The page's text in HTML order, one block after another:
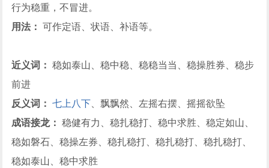
行为稳重，不冒进。
用法： 可作定语、状语、补语等。
近义词： 稳如泰山、稳中稳、稳稳当当、稳操胜券、稳步
前进
反义词：
七上八下 、飘飘然、左摇右摆、摇摇欲坠
成语接龙： 稳健有力、稳扎稳打、稳中求胜、稳定如山、
稳如磐石、稳操左券、稳扎稳打、稳扎稳打、稳扎稳打、
稳如泰山、稳中求胜